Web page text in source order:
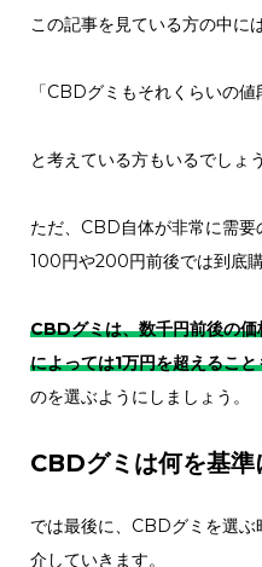
この記事を見ている方の中には
「CBDグミもそれくらいの
と考えている方もいるでしょう
ただ、CBD自体が非常に需要
100円や200円前後では到底購
CBDグミは、数千円前後の
によっては1万円を超えるこ
のを選ぶようにしましょう。
CBDグミは何を基準
では最後に、CBDグミを選
介していきます。